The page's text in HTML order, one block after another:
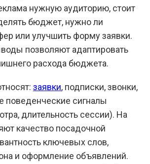
нужную аудиторию, стоит
бюджет, нужно ли
или улучшить форму заявки.
позволяют адаптировать
расхода бюджета.
заявки, подписки, звонки,
поведенческие сигналы
длительность сессии). На
качество посадочной
ключевых слов,
и оформление объявлений.